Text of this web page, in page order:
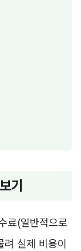
기
료(일반적으로
실제 비용이